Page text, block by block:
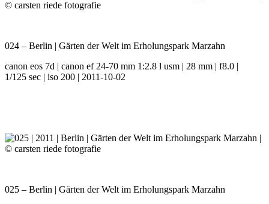
024 – Berlin | Gärten der Welt im Erholungspark Marzahn
canon eos 7d | canon ef 24-70 mm 1:2.8 l usm | 28 mm | f8.0 |
1/125 sec | iso 200 | 2011-10-02
025 – Berlin | Gärten der Welt im Erholungspark Marzahn